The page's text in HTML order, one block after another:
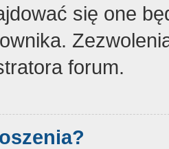
się one
forum.